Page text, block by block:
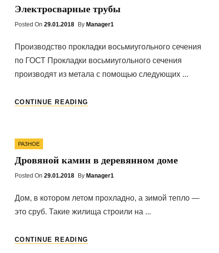
Электросварные трубы
Posted On Posted
29.01.2018 By Manager1
Производство прокладки восьмиугольного сечения
по ГОСТ Прокладки восьмиугольного сечения
производят из метала с помощью следующих ...
CONTINUE READING
Categories
РАЗНОЕ
Дровяной камин в деревянном доме
Posted On Posted
29.01.2018 By Manager1
Дом, в котором летом прохладно, а зимой тепло —
это сруб. Такие жилища строили на ...
CONTINUE READING